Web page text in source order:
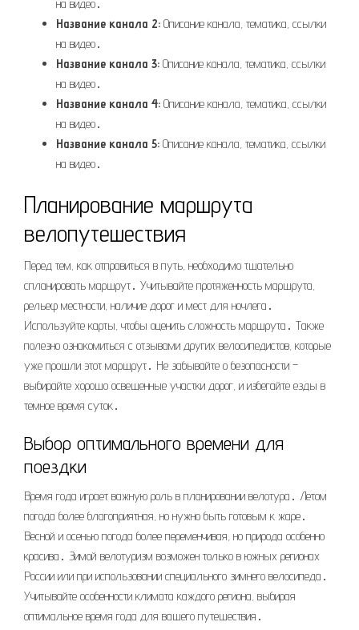
на видео․
Название канала 2: Описание канала, тематика, ссылки
на видео․
Название канала 3: Описание канала, тематика, ссылки
на видео․
Название канала 4: Описание канала, тематика, ссылки
на видео․
Название канала 5: Описание канала, тематика, ссылки
на видео․
Планирование маршрута
велопутешествия
Перед тем, как отправиться в путь, необходимо тщательно
спланировать маршрут․ Учитывайте протяженность маршрута,
рельеф местности, наличие дорог и мест для ночлега․
Используйте карты, чтобы оценить сложность маршрута․ Также
полезно ознакомиться с отзывами других велосипедистов, которые
уже прошли этот маршрут․ Не забывайте о безопасности –
выбирайте хорошо освещенные участки дорог, и избегайте езды в
темное время суток․
Выбор оптимального времени для
поездки
Время года играет важную роль в планировании велотура․ Летом
погода более благоприятная, но нужно быть готовым к жаре․
Весной и осенью погода более переменчивая, но природа особенно
красива․ Зимой велотуризм возможен только в южных регионах
России или при использовании специального зимнего велосипеда․
Учитывайте особенности климата каждого региона, выбирая
оптимальное время года для вашего путешествия․